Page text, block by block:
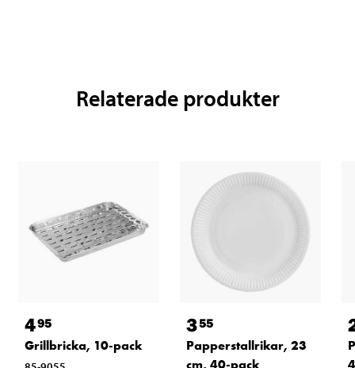
Relaterade produkter
495
Grillbricka, 10-pack
355
Papperstallrikar, 23
cm, 40-pack